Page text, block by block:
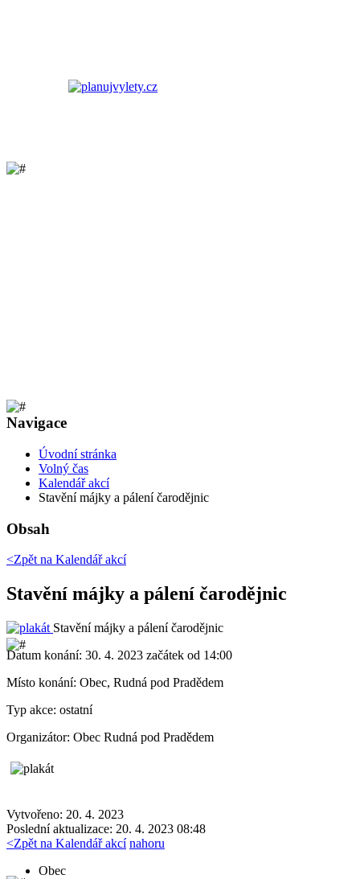
Navigace
Úvodní stránka
Volný čas
Kalendář akcí
Stavění májky a pálení čarodějnic
Obsah
<Zpět na Kalendář akcí
Stavění májky a pálení čarodějnic
Stavění májky a pálení čarodějnic
Datum konání: 30. 4. 2023 začátek od 14:00
Místo konání: Obec, Rudná pod Pradědem
Typ akce: ostatní
Organizátor: Obec Rudná pod Pradědem
Vytvořeno: 20. 4. 2023
Poslední aktualizace: 20. 4. 2023 08:48
<Zpět na Kalendář akcí nahoru
Obec